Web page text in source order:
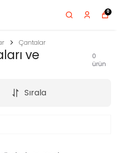
0
Çantalar
ve
0
ürün
Sırala